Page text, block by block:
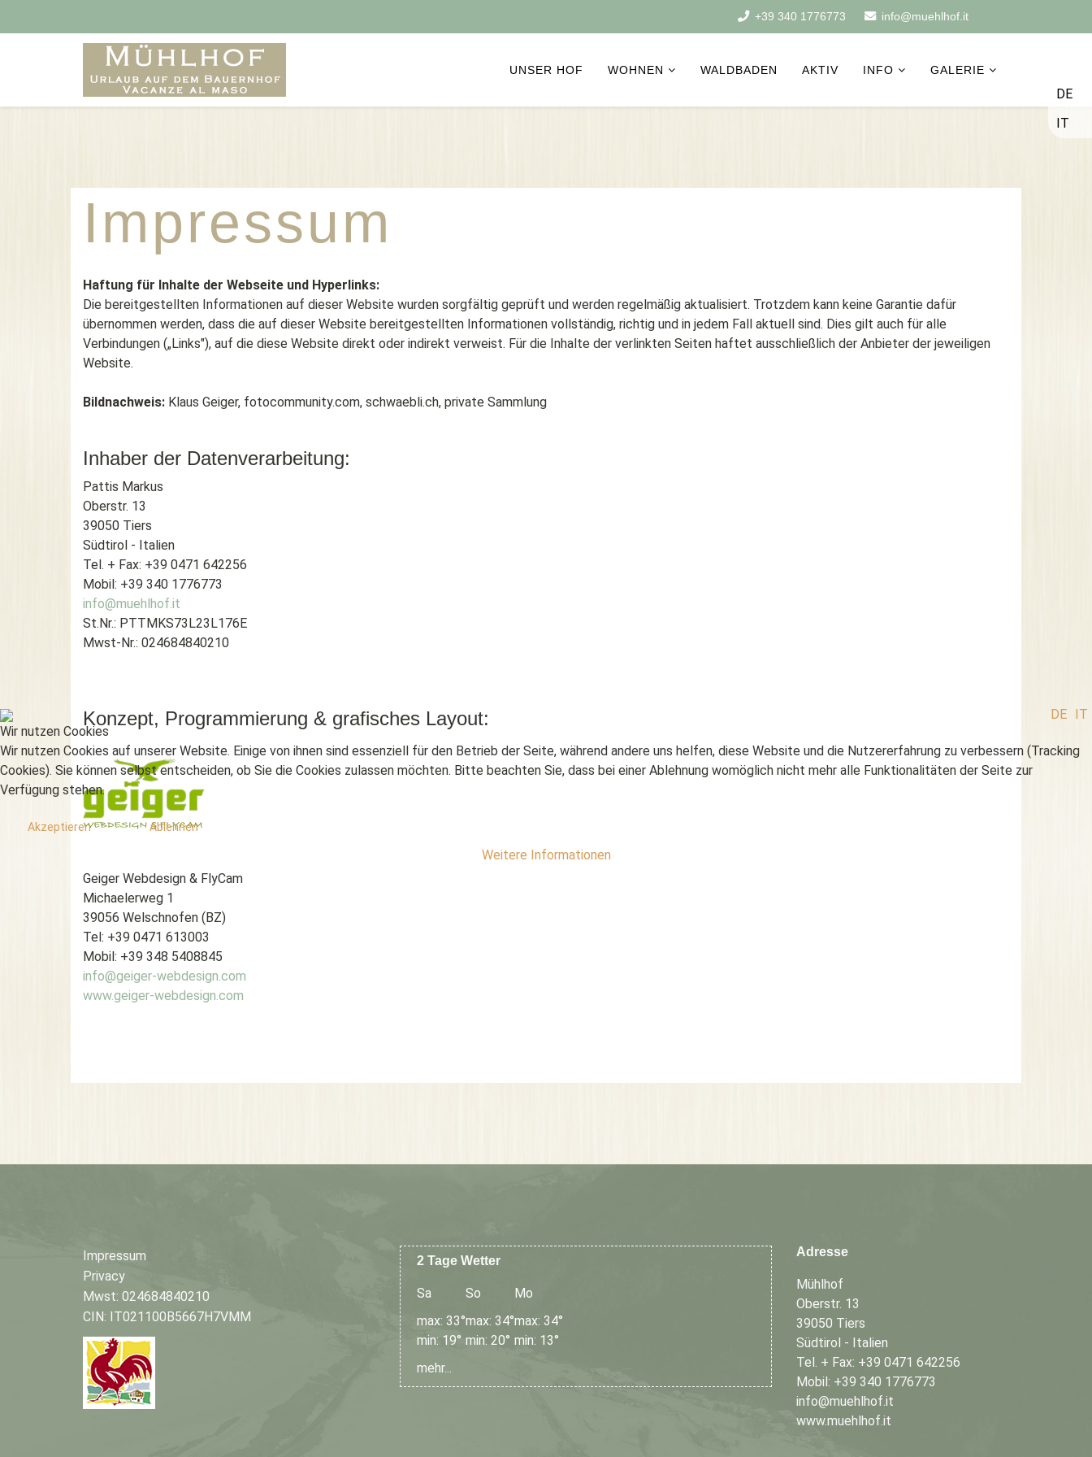
DE
IT
+39 340 1776773 info@muehlhof.it
UNSER HOF WOHNEN WALDBADEN AKTIV INFO GALERIE
Impressum
Haftung für Inhalte der Webseite und Hyperlinks:
Die bereitgestellten Informationen auf dieser Website wurden sorgfältig geprüft und werden regelmäßig aktualisiert. Trotzdem kann keine Garantie dafür
übernommen werden, dass die auf dieser Website bereitgestellten Informationen vollständig, richtig und in jedem Fall aktuell sind. Dies gilt auch für alle
Verbindungen („Links"), auf die diese Website direkt oder indirekt verweist. Für die Inhalte der verlinkten Seiten haftet ausschließlich der Anbieter der jeweiligen
Website.
Bildnachweis: Klaus Geiger, fotocommunity.com, schwaebli.ch, private Sammlung
Inhaber der Datenverarbeitung:
Pattis Markus
Oberstr. 13
39050 Tiers
Südtirol - Italien
Tel. + Fax: +39 0471 642256
Mobil: +39 340 1776773
info@muehlhof.it
St.Nr.: PTTMKS73L23L176E
Mwst-Nr.: 024684840210
Konzept, Programmierung & grafisches Layout:
Geiger Webdesign & FlyCam
Michaelerweg 1
39056 Welschnofen (BZ)
Tel: +39 0471 613003
Mobil: +39 348 5408845
info@geiger-webdesign.com
www.geiger-webdesign.com
Impressum
Privacy
Mwst: 024684840210
CIN: IT021100B5667H7VMM
2 Tage Wetter
Sa So
Mo
max: 33°
min: 19°
max: 34°
min: 20°
max: 34°
min: 13°
mehr...
Adresse
Mühlhof
Oberstr. 13
39050 Tiers
Südtirol - Italien
Tel. + Fax: +39 0471 642256
Mobil: +39 340 1776773
info@muehlhof.it
www.muehlhof.it
Wir nutzen Cookies
DE IT
Wir nutzen Cookies auf unserer Website. Einige von ihnen sind essenziell für den Betrieb der Seite, während andere uns helfen, diese Website und die Nutzererfahrung zu verbessern (Tracking
Cookies). Sie können selbst entscheiden, ob Sie die Cookies zulassen möchten. Bitte beachten Sie, dass bei einer Ablehnung womöglich nicht mehr alle Funktionalitäten der Seite zur
Verfügung stehen.
Akzeptieren Ablehnen
Weitere Informationen